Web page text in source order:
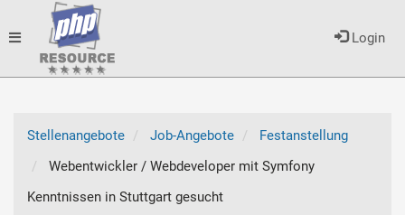
Login
Toggle
Stellenangebote
Job-Angebote
Festanstellung
Webentwickler / Webdeveloper mit Symfony
Kenntnissen in Stuttgart gesucht